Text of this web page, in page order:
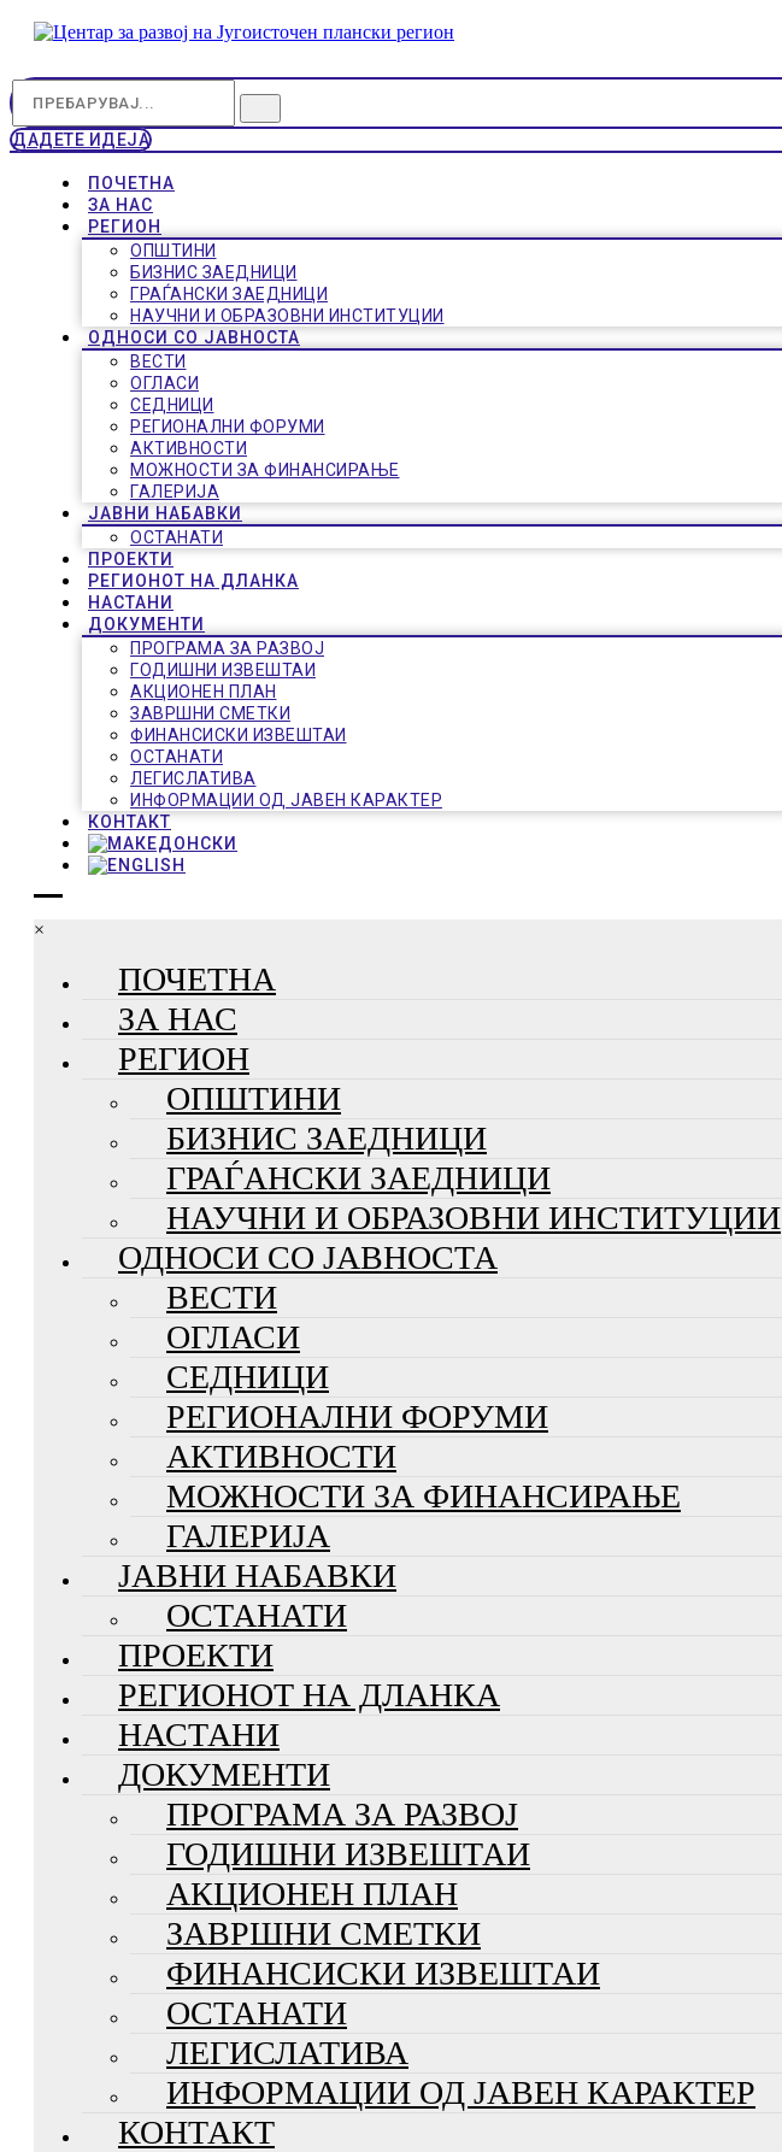
ДАДЕТЕ ИДЕЈА
ПОЧЕТНА
ЗА НАС
РЕГИОН
ОПШТИНИ
БИЗНИС ЗАЕДНИЦИ
ГРАЃАНСКИ ЗАЕДНИЦИ
НАУЧНИ И ОБРАЗОВНИ ИНСТИТУЦИИ
ОДНОСИ СО ЈАВНОСТА
ВЕСТИ
ОГЛАСИ
СЕДНИЦИ
РЕГИОНАЛНИ ФОРУМИ
АКТИВНОСТИ
МОЖНОСТИ ЗА ФИНАНСИРАЊЕ
ГАЛЕРИЈА
ЈАВНИ НАБАВКИ
ОСТАНАТИ
ПРОЕКТИ
РЕГИОНОТ НА ДЛАНКА
НАСТАНИ
ДОКУМЕНТИ
ПРОГРАМА ЗА РАЗВОЈ
ГОДИШНИ ИЗВЕШТАИ
АКЦИОНЕН ПЛАН
ЗАВРШНИ СМЕТКИ
ФИНАНСИСКИ ИЗВЕШТАИ
ОСТАНАТИ
ЛЕГИСЛАТИВА
ИНФОРМАЦИИ ОД ЈАВЕН КАРАКТЕР
КОНТАКТ
×
ПОЧЕТНА
ЗА НАС
РЕГИОН
ОПШТИНИ
БИЗНИС ЗАЕДНИЦИ
ГРАЃАНСКИ ЗАЕДНИЦИ
НАУЧНИ И ОБРАЗОВНИ ИНСТИТУЦИИ
ОДНОСИ СО ЈАВНОСТА
ВЕСТИ
ОГЛАСИ
СЕДНИЦИ
РЕГИОНАЛНИ ФОРУМИ
АКТИВНОСТИ
МОЖНОСТИ ЗА ФИНАНСИРАЊЕ
ГАЛЕРИЈА
ЈАВНИ НАБАВКИ
ОСТАНАТИ
ПРОЕКТИ
РЕГИОНОТ НА ДЛАНКА
НАСТАНИ
ДОКУМЕНТИ
ПРОГРАМА ЗА РАЗВОЈ
ГОДИШНИ ИЗВЕШТАИ
АКЦИОНЕН ПЛАН
ЗАВРШНИ СМЕТКИ
ФИНАНСИСКИ ИЗВЕШТАИ
ОСТАНАТИ
ЛЕГИСЛАТИВА
ИНФОРМАЦИИ ОД ЈАВЕН КАРАКТЕР
КОНТАКТ